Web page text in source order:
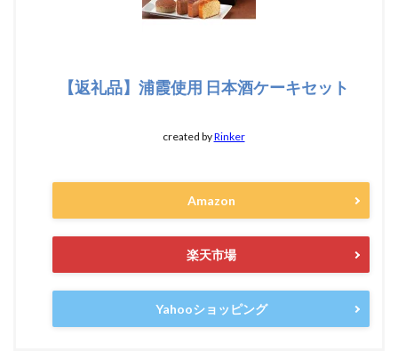
【返礼品】浦霞使用 日本酒ケーキセット
created byRinker
Amazon
楽天市場
Yahooショッピング